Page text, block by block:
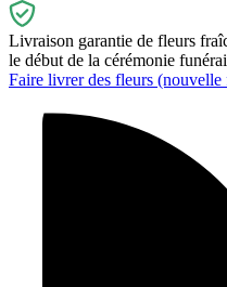
Livraison garantie de fleurs
le début de la cérémonie
Faire livrer des fleurs (nouvelle